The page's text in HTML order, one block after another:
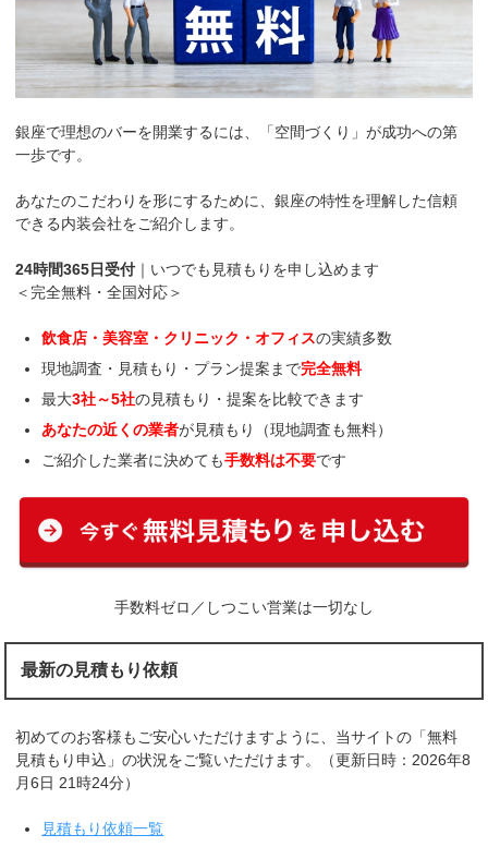
銀座で理想のバーを開業するには、「空間づくり」が成功への第
一歩です。
あなたのこだわりを形にするために、銀座の特性を理解した信頼
できる内装会社をご紹介します。
24時間365日受付 ｜いつでも見積もりを申し込めます
＜完全無料・全国対応＞
飲食店・美容室・クリニック・オフィスの実績多数
現地調査・見積もり・プラン提案まで完全無料
最大3社～5社の見積もり・提案を比較できます
あなたの近くの業者が見積もり（現地調査も無料）
ご紹介した業者に決めても手数料は不要です
手数料ゼロ／しつこい営業は一切なし
最新の見積もり依頼
初めてのお客様もご安心いただけますように、当サイトの「無料
見積もり申込」の状況をご覧いただけます。（更新日時：2026年8
月6日 21時24分）
見積もり依頼一覧